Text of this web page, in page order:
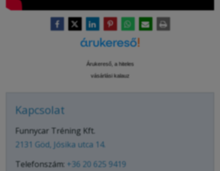
Árukereső, a hiteles
vásárlási kalauz
Kapcsolat
Funnycar Tréning Kft.
2131 Göd, Jósika utca 14.
Telefonszám: +36 20 625 9419